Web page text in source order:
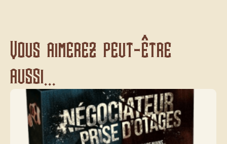
Vous aimerez peut-être
aussi...